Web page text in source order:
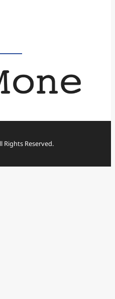
Rights Reserved.